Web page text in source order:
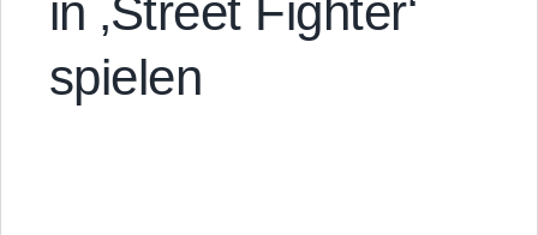
in ‚Street Fighter‘
spielen